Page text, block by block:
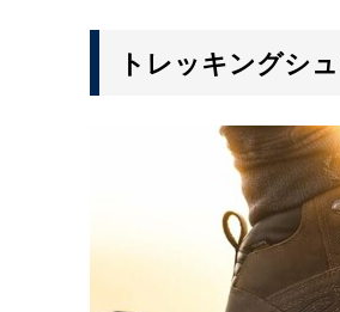
トレッキングシ